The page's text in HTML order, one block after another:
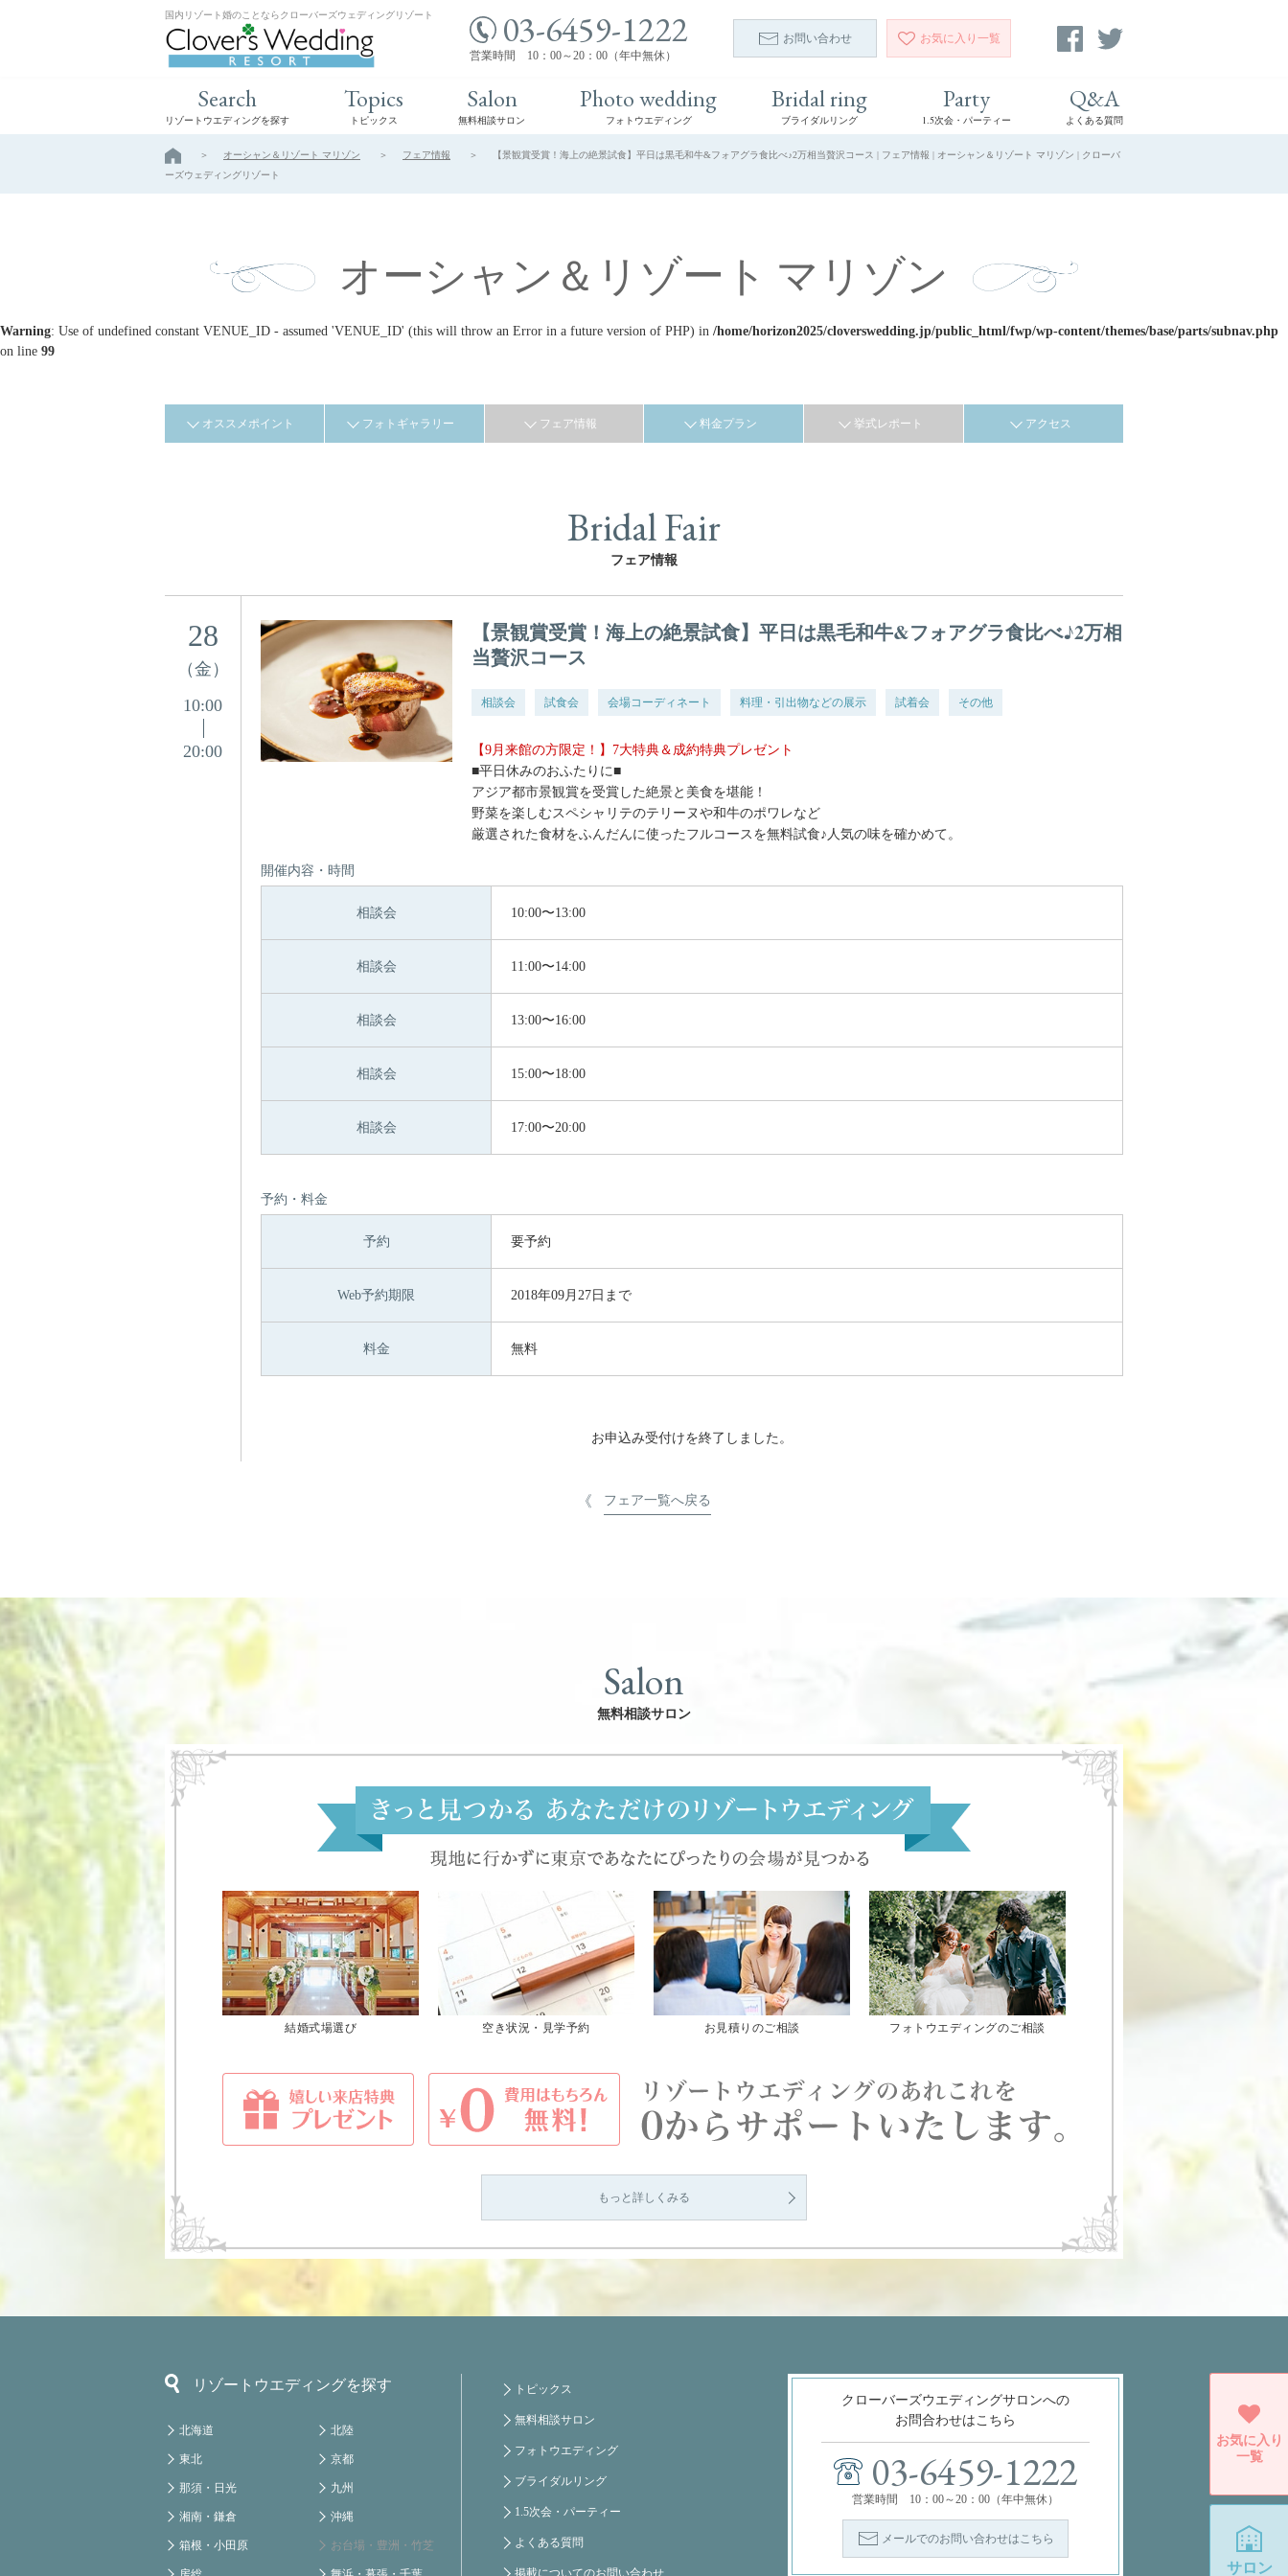
国内リゾート婚のことならクローバーズウェディングリゾート 03-6459-1222
営業時間 10：00～20：00（年中無休）
お問い合わせ お気に入り 一覧
Search
リゾートウエディングを探す
Topics
トピックス
Salon
無料相談サロン
Photo wedding
フォトウエディング
Bridal ring
ブライダルリング
Party
1.5次会・パーティー
Q&A
よくある質問
オーシャン＆リゾート マリゾン フェア情報
【景観賞受賞！海上の絶景試食】平日は黒毛和牛&フォアグラ食比べ♪2万相当贅沢コース | フェア情報 | オーシャン＆リゾート マリゾン | クローバ
ーズウェディングリゾート
オーシャン＆リゾート マリゾン
Warning: Use of undefined constant VENUE_ID - assumed 'VENUE_ID' (this will throw an Error in a future version of PHP) in /home/horizon2025/cloverswedding.jp/public_html/fwp/wp-content/themes/base/parts/subnav.php
on line 99
オススメポイント フォトギャラリー フェア情報 料金プラン 挙式レポート アクセス
Bridal Fair
フェア情報
28
（金）
10:00
20:00
【景観賞受賞！海上の絶景試食】平日は黒毛和牛&フォアグラ食比べ♪2万相
当贅沢コース
相談会 試食会 会場コーディネート 料理・引出物などの展示 試着会 その他
【9月来館の方限定！】7大特典＆成約特典プレゼント
■平日休みのおふたりに■
アジア都市景観賞を受賞した絶景と美食を堪能！
野菜を楽しむスペシャリテのテリーヌや和牛のポワレなど
厳選された食材をふんだんに使ったフルコースを無料試食♪人気の味を確かめて。
開催内容・時間
相談会 10:00〜13:00
相談会 11:00〜14:00
相談会 13:00〜16:00
相談会 15:00〜18:00
相談会 17:00〜20:00
予約・料金
予約 要予約
Web予約期限 2018年09月27日まで
料金 無料
お申込み受付けを終了しました。
フェア一覧へ戻る
Salon
無料相談サロン
結婚式場選び 空き状況・見学予約 お見積りのご相談 フォトウエディングのご相談
もっと詳しくみる
リゾートウエディングを探す
北海道
東北
那須・日光
湘南・鎌倉
箱根・小田原
北陸
京都
九州
沖縄
お台場・豊洲・竹芝
トピックス
無料相談サロン
フォトウエディング
ブライダルリング
1.5次会・パーティー
よくある質問
クローバーズウエディングサロンへの
お問合わせはこちら
03-6459-1222
営業時間 10：00～20：00（年中無休）
メールでのお問い合わせはこちら
お気に入り
一覧
サロン